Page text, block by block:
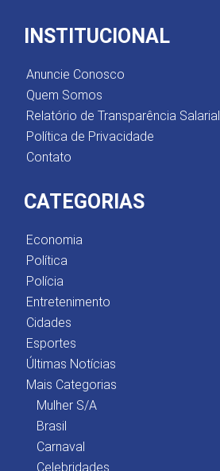
INSTITUCIONAL
Anuncie Conosco
Quem Somos
Relatório de Transparência Salarial
Política de Privacidade
Contato
CATEGORIAS
Economia
Política
Polícia
Entretenimento
Cidades
Esportes
Últimas Notícias
Mais Categorias
Mulher S/A
Brasil
Carnaval
Celebridades